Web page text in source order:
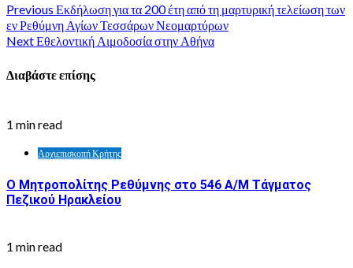
Previous Εκδήλωση για τα 200 έτη από τη μαρτυρική τελείωση των
εν Ρεθύμνη Αγίων Τεσσάρων Νεομαρτύρων
NextΕθελοντική Αιμοδοσία στην Αθήνα
Διαβάστε επίσης
1 min read
Αρχιεπισκοπή Κρήτης
Ο Μητροπολίτης Ρεθύμνης στο 546 Α/Μ Τάγματος
Πεζικού Ηρακλείου
1 min read